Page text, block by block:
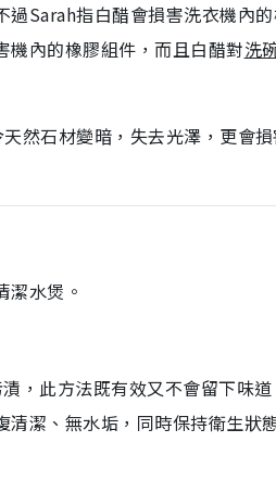
過Sarah指白醋會損害洗衣機內
機內的橡膠組件，而且白醋對洗
然石材變暗，失去光澤，更會
潔水煲。
，此方法既有效又不會留下味道
潔、無水垢，同時保持衛生狀